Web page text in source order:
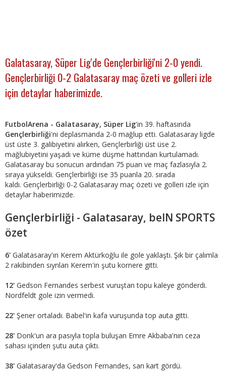
Galatasaray, Süper Lig'de Gençlerbirliği'ni 2-0 yendi.
Gençlerbirliği 0-2 Galatasaray maç özeti ve golleri izle
için detaylar haberimizde.
FutbolArena - Galatasaray, Süper Lig'in 39. haftasında
Gençlerbirliği'ni deplasmanda 2-0 mağlup etti. Galatasaray ligde
üst üste 3. galibiyetini alırken, Gençlerbirliği üst üse 2.
mağlubiyetini yaşadı ve küme düşme hattından kurtulamadı.
Galatasaray bu sonucun ardından 75 puan ve maç fazlasıyla 2.
sıraya yükseldi. Gençlerbirliği ise 35 puanla 20. sırada
kaldı. Gençlerbirliği 0-2 Galatasaray maç özeti ve golleri izle için
detaylar haberimizde.
Gençlerbirliği - Galatasaray, beIN SPORTS
özet
6' Galatasaray'ın Kerem Aktürkoğlu ile gole yaklaştı. Şık bir çalımla
2 rakibinden sıyrılan Kerem'in şutu kornere gitti.
12' Gedson Fernandes serbest vuruştan topu kaleye gönderdi.
Nordfeldt gole izin vermedi.
22' Şener ortaladı. Babel'in kafa vuruşunda top auta gitti.
28' Donk'un ara pasıyla topla buluşan Emre Akbaba'nın ceza
sahası içinden şutu auta çıktı.
38' Galatasaray'da Gedson Fernandes, sarı kart gördü.